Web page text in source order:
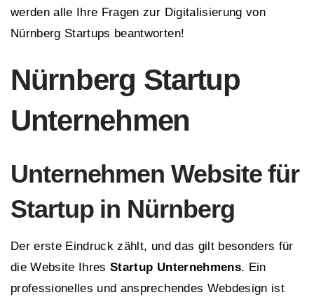
werden alle Ihre Fragen zur Digitalisierung von
Nürnberg Startups beantworten!
Nürnberg Startup
Unternehmen
Unternehmen Website für
Startup in Nürnberg
Der erste Eindruck zählt, und das gilt besonders für
die Website IhresStartup Unternehmens. Ein
professionelles und ansprechendes Webdesign ist